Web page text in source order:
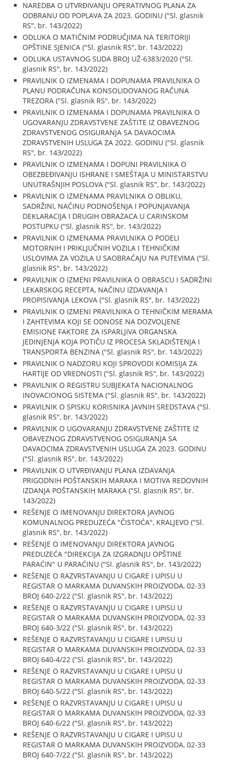
NAREDBA O UTVRĐIVANJU OPERATIVNOG PLANA ZA
ODBRANU OD POPLAVA ZA 2023. GODINU ("Sl. glasnik
RS", br. 143/2022)
ODLUKA O MATIČNIM PODRUČJIMA NA TERITORIJI
OPŠTINE SJENICA ("Sl. glasnik RS", br. 143/2022)
ODLUKA USTAVNOG SUDA BROJ UŽ-6383/2020 ("Sl.
glasnik RS", br. 143/2022)
PRAVILNIK O IZMENAMA I DOPUNAMA PRAVILNIKA O
PLANU PODRAČUNA KONSOLIDOVANOG RAČUNA
TREZORA ("Sl. glasnik RS", br. 143/2022)
PRAVILNIK O IZMENAMA I DOPUNAMA PRAVILNIKA O
UGOVARANJU ZDRAVSTVENE ZAŠTITE IZ OBAVEZNOG
ZDRAVSTVENOG OSIGURANJA SA DAVAOCIMA
ZDRAVSTVENIH USLUGA ZA 2022. GODINU ("Sl. glasnik
RS", br. 143/2022)
PRAVILNIK O IZMENAMA I DOPUNI PRAVILNIKA O
OBEZBEĐIVANJU ISHRANE I SMEŠTAJA U MINISTARSTVU
UNUTRAŠNJIH POSLOVA ("Sl. glasnik RS", br. 143/2022)
PRAVILNIK O IZMENAMA PRAVILNIKA O OBLIKU,
SADRŽINI, NAČINU PODNOŠENJA I POPUNJAVANJA
DEKLARACIJA I DRUGIH OBRAZACA U CARINSKOM
POSTUPKU ("Sl. glasnik RS", br. 143/2022)
PRAVILNIK O IZMENAMA PRAVILNIKA O PODELI
MOTORNIH I PRIKLJUČNIH VOZILA I TEHNIČKIM
USLOVIMA ZA VOZILA U SAOBRAĆAJU NA PUTEVIMA ("Sl.
glasnik RS", br. 143/2022)
PRAVILNIK O IZMENI PRAVILNIKA O OBRASCU I SADRŽINI
LEKARSKOG RECEPTA, NAČINU IZDAVANJA I
PROPISIVANJA LEKOVA ("Sl. glasnik RS", br. 143/2022)
PRAVILNIK O IZMENI PRAVILNIKA O TEHNIČKIM MERAMA
I ZAHTEVIMA KOJI SE ODNOSE NA DOZVOLJENE
EMISIONE FAKTORE ZA ISPARLJIVA ORGANSKA
JEDINJENJA KOJA POTIČU IZ PROCESA SKLADIŠTENJA I
TRANSPORTA BENZINA ("Sl. glasnik RS", br. 143/2022)
PRAVILNIK O NADZORU KOJI SPROVODI KOMISIJA ZA
HARTIJE OD VREDNOSTI ("Sl. glasnik RS", br. 143/2022)
PRAVILNIK O REGISTRU SUBJEKATA NACIONALNOG
INOVACIONOG SISTEMA ("Sl. glasnik RS", br. 143/2022)
PRAVILNIK O SPISKU KORISNIKA JAVNIH SREDSTAVA ("Sl.
glasnik RS", br. 143/2022)
PRAVILNIK O UGOVARANJU ZDRAVSTVENE ZAŠTITE IZ
OBAVEZNOG ZDRAVSTVENOG OSIGURANJA SA
DAVAOCIMA ZDRAVSTVENIH USLUGA ZA 2023. GODINU
("Sl. glasnik RS", br. 143/2022)
PRAVILNIK O UTVRĐIVANJU PLANA IZDAVANJA
PRIGODNIH POŠTANSKIH MARAKA I MOTIVA REDOVNIH
IZDANJA POŠTANSKIH MARAKA ("Sl. glasnik RS", br.
143/2022)
REŠENJE O IMENOVANJU DIREKTORA JAVNOG
KOMUNALNOG PREDUZEĆA "ČISTOĆA", KRALJEVO ("Sl.
glasnik RS", br. 143/2022)
REŠENJE O IMENOVANJU DIREKTORA JAVNOG
PREDUZEĆA "DIREKCIJA ZA IZGRADNJU OPŠTINE
PARAĆIN" U PARAĆINU ("Sl. glasnik RS", br. 143/2022)
REŠENJE O RAZVRSTAVANJU U CIGARE I UPISU U
REGISTAR O MARKAMA DUVANSKIH PROIZVODA, 02-33
BROJ 640-2/22 ("Sl. glasnik RS", br. 143/2022)
REŠENJE O RAZVRSTAVANJU U CIGARE I UPISU U
REGISTAR O MARKAMA DUVANSKIH PROIZVODA, 02-33
BROJ 640-3/22 ("Sl. glasnik RS", br. 143/2022)
REŠENJE O RAZVRSTAVANJU U CIGARE I UPISU U
REGISTAR O MARKAMA DUVANSKIH PROIZVODA, 02-33
BROJ 640-4/22 ("Sl. glasnik RS", br. 143/2022)
REŠENJE O RAZVRSTAVANJU U CIGARE I UPISU U
REGISTAR O MARKAMA DUVANSKIH PROIZVODA, 02-33
BROJ 640-5/22 ("Sl. glasnik RS", br. 143/2022)
REŠENJE O RAZVRSTAVANJU U CIGARE I UPISU U
REGISTAR O MARKAMA DUVANSKIH PROIZVODA, 02-33
BROJ 640-6/22 ("Sl. glasnik RS", br. 143/2022)
REŠENJE O RAZVRSTAVANJU U CIGARE I UPISU U
REGISTAR O MARKAMA DUVANSKIH PROIZVODA, 02-33
BROJ 640-7/22 ("Sl. glasnik RS", br. 143/2022)